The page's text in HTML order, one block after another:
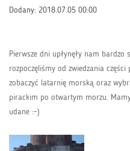
Dodany: 2018.07.05 00:00
Pierwsze dni upłynęły nam
rozpoczęliśmy od zwiedzania
zobaczyć latarnię morską oraz
pirackim po otwartym morzu.
udane :-)